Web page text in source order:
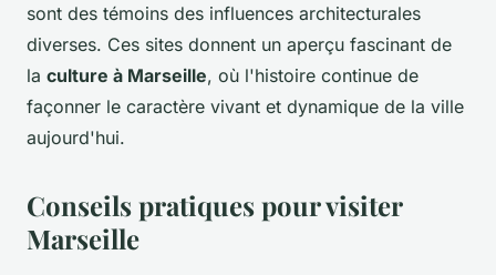
sont des témoins des influences architecturales
diverses. Ces sites donnent un aperçu fascinant de
la culture à Marseille, où l'histoire continue de
façonner le caractère vivant et dynamique de la ville
aujourd'hui.
Conseils pratiques pour visiter
Marseille